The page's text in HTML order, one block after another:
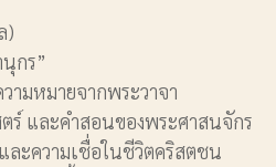
)
กร”
ามหมายจากพระวาจา
ร์ และคำสอนของพระศาสนจักร
ละความเชื่อในชีวิตคริสตชน